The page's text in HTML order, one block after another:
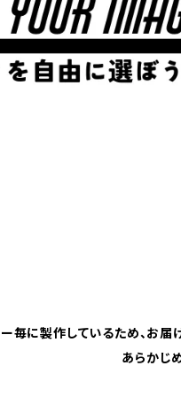
毎に製作しているため、お届
あらかじ